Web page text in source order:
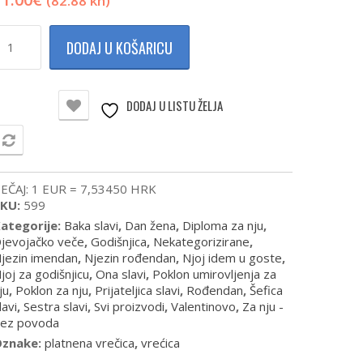
torba
DODAJ U KOŠARICU
DODAJ U LISTU ŽELJA
1 EUR = 7,53450 HRK
599
Baka slavi, Dan žena, Diploma za nju,
veče, Godišnjica, Nekategorizirane,
imendan, Njezin rođendan, Njoj idem u goste,
za godišnjicu, Ona slavi, Poklon umirovljenja za
, Poklon za nju, Prijateljica slavi, Rođendan, Šefica
, Sestra slavi, Svi proizvodi, Valentinovo, Za nju -
povoda
platnena vrečica, vrećica